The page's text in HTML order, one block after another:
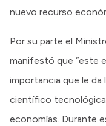
nuevo recurso
Por su parte el
manifestó que “este
importancia que le da
científico tecnológica
economías. Durante